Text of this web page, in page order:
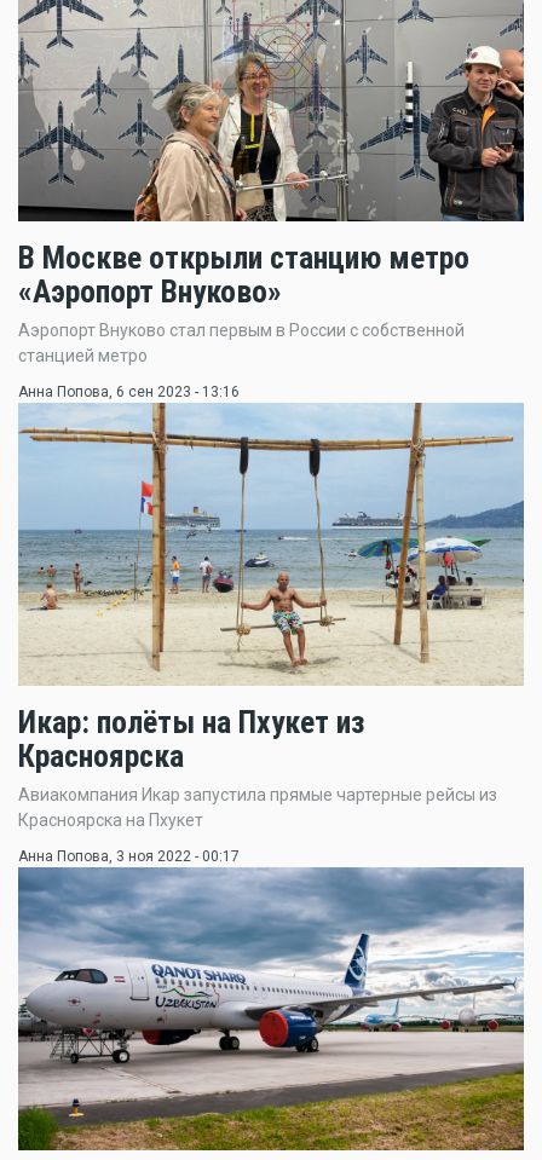
В Москве открыли станцию метро
«Аэропорт Внуково»
Аэропорт Внуково стал первым в России с собственной
станцией метро
Анна Попова , 6 сен 2023 - 13:16
Икар: полёты на Пхукет из
Красноярска
Авиакомпания Икар запустила прямые чартерные рейсы из
Красноярска на Пхукет
Анна Попова , 3 ноя 2022 - 00:17